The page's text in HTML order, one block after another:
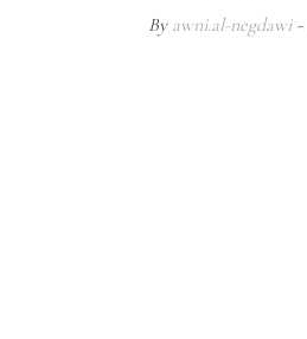
- By
awni.al-negdawi